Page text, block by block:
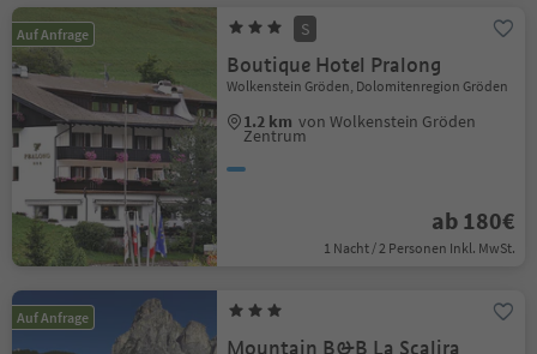
Auf Anfrage S
Boutique Hotel Pralong
Wolkenstein Gröden, Dolomitenregion Gröden
1.2 km von Wolkenstein Gröden
Zentrum
ab 180€
1 Nacht / 2 Personen Inkl. MwSt.
Auf Anfrage
Mountain B&B La Scalira